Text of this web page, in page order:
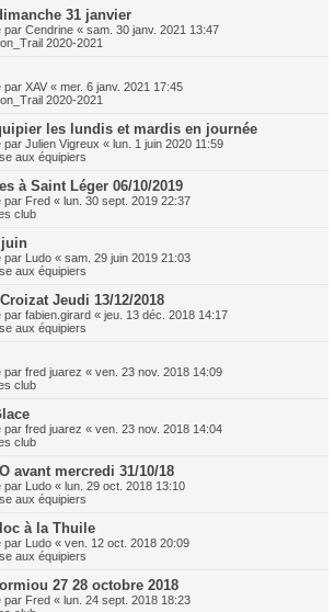
31 janvier
par Cendrine « sam. 30 janv. 2021 13:47
2020-2021
par XAV « mer. 6 janv. 2021 17:45
2020-2021
les lundis et mardis en journée
par Julien Vigreux « lun. 1 juin 2020 11:59
aux équipiers
à Saint Léger 06/10/2019
par Fred « lun. 30 sept. 2019 22:37
club
juin
par Ludo « sam. 29 juin 2019 21:03
aux équipiers
Jeudi 13/12/2018
par fabien.girard « jeu. 13 déc. 2018 14:17
aux équipiers
par fred juarez « ven. 23 nov. 2018 14:09
club
par fred juarez « ven. 23 nov. 2018 14:04
club
avant mercredi 31/10/18
par Ludo « lun. 29 oct. 2018 13:10
aux équipiers
à la Thuile
par Ludo « ven. 12 oct. 2018 20:09
aux équipiers
27 28 octobre 2018
par Fred « lun. 24 sept. 2018 18:23